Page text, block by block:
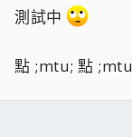
測試中
點 ;mtu; 點